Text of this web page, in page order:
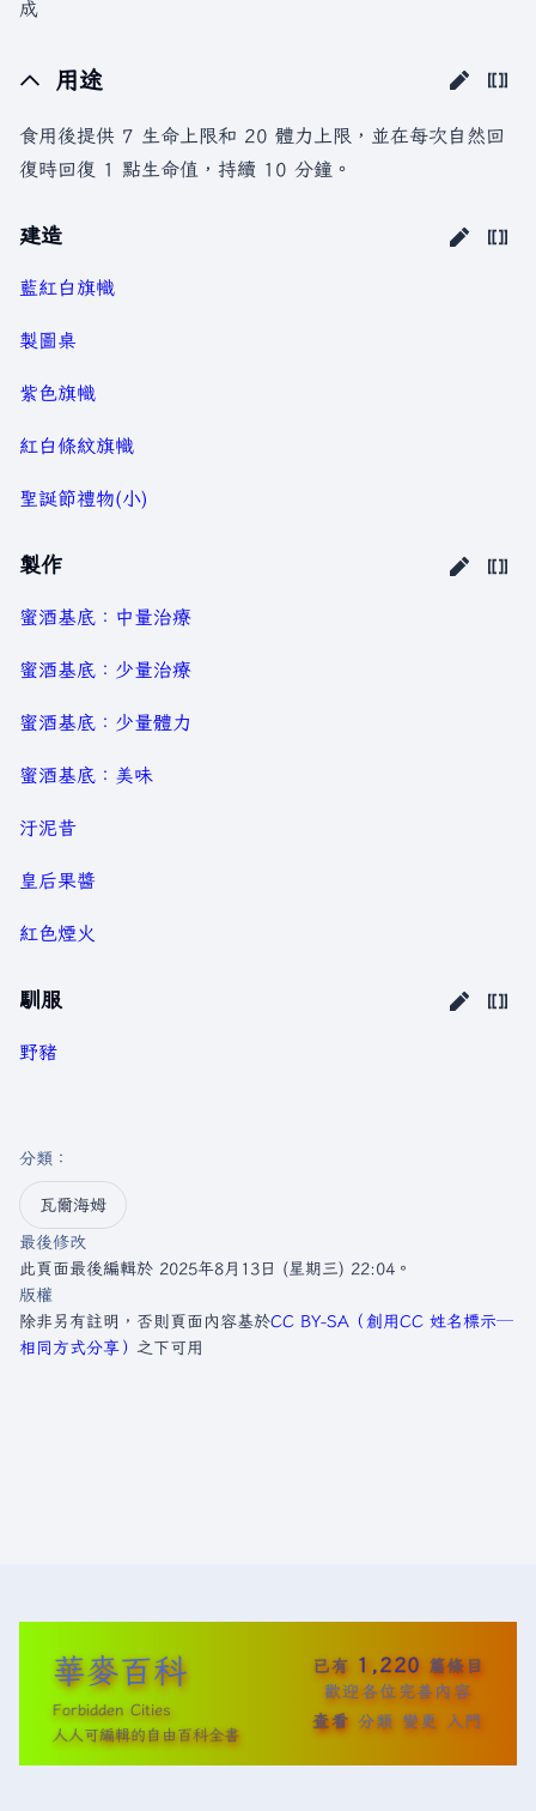
成
用途
食用後提供 7 生命上限和 20 體力上限，並在每次自然回
復時回復 1 點生命值，持續 10 分鐘。
建造
藍紅白旗幟
製圖桌
紫色旗幟
紅白條紋旗幟
聖誕節禮物(小)
製作
蜜酒基底：中量治療
蜜酒基底：少量治療
蜜酒基底：少量體力
蜜酒基底：美味
汙泥昔
皇后果醬
紅色煙火
馴服
野豬
分類 ：​
瓦爾海姆
最後修改
此頁面最後編輯於 2025年8月13日 (星期三) 22:04。
版權
除非另有註明，否則頁面內容基於CC BY-SA（創用CC 姓名標示─
相同方式分享） 之下可用
華麥百科
Forbidden Cities
人人可編輯的自由百科全書
已有 1,220 篇條目
歡迎各位完善內容
查看 分類 變更 入門